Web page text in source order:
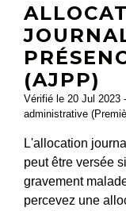
(AJPP)
Vérifié le 20 Jul 2023
administrative
L'allocation
peut être versée
gravement
percevez une